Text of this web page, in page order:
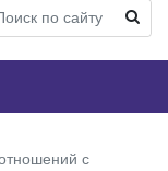
с